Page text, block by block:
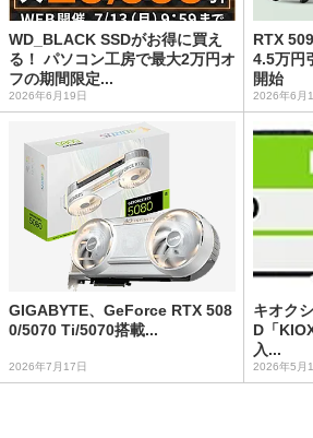
WD_BLACK SSDがお得に買え
る！ パソコン工房で最大2万円オ
フの期間限定...
2026年6月19日
RTX
4.5万円
開始
2026年6月1
GIGABYTE、GeForce RTX 508
0/5070 Ti/5070搭載...
2026年7月17日
キオク
D「
入...
2026年5月